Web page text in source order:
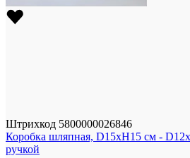
Штрихкод 5800000026846
Коробка шляпная, D15xH15 см -
ручкой